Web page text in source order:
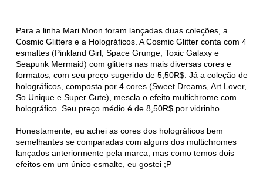
Para a linha Mari Moon foram lançadas duas coleções, a
Cosmic Glitters e a Holográficos. A Cosmic Glitter conta com 4
esmaltes (Pinkland Girl, Space Grunge, Toxic Galaxy e
Seapunk Mermaid) com glitters nas mais diversas cores e
formatos, com seu preço sugerido de 5,50R$. Já a coleção de
holográficos, composta por 4 cores (Sweet Dreams, Art Lover,
So Unique e Super Cute), mescla o efeito multichrome com
holográfico. Seu preço médio é de 8,50R$ por vidrinho.
Honestamente, eu achei as cores dos holográficos bem
semelhantes se comparadas com alguns dos multichromes
lançados anteriormente pela marca, mas como temos dois
efeitos em um único esmalte, eu gostei ;P